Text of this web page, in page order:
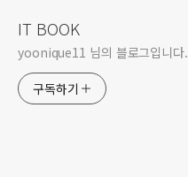
IT BOOK
yoonique11 님의 블로그입니다.
구독하기